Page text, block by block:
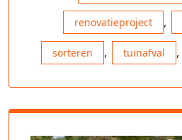
renovatieproject ,
sorteren , tuinafval ,